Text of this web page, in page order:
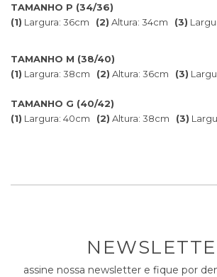
TAMANHO P (34/36)
(1) Largura: 36cm (2) Altura: 34cm (3)
TAMANHO M (38/40)
(1) Largura: 38cm (2) Altura: 36cm (3)
TAMANHO G (40/42)
(1) Largura: 40cm (2) Altura: 38cm (3)
assine nossa newsletter e fique por